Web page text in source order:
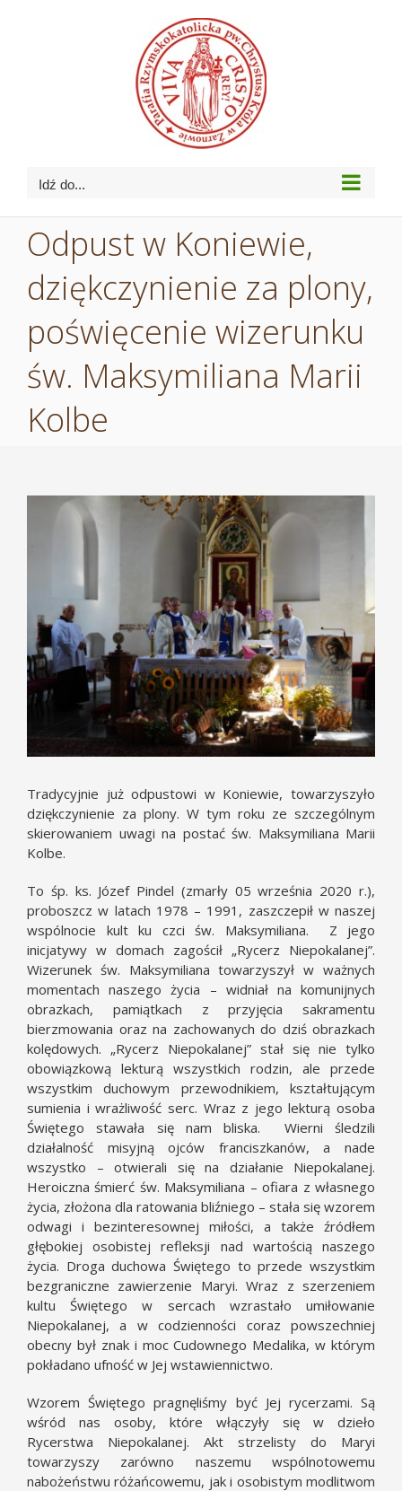
Idź do...
Odpust w Koniewie,
dziękczynienie za plony,
poświęcenie wizerunku
św. Maksymiliana Marii
Kolbe
Pokaż
Tradycyjnie już odpustowi w Koniewie, towarzyszyło
dziękczynienie za plony. W tym roku ze szczególnym
skierowaniem uwagi na postać św. Maksymiliana Marii
Kolbe.
To śp. ks. Józef Pindel (zmarły 05 września 2020 r.),
proboszcz w latach 1978 – 1991, zaszczepił w naszej
wspólnocie kult ku czci św. Maksymiliana. Z jego
inicjatywy w domach zagościł „Rycerz Niepokalanej”.
Wizerunek św. Maksymiliana towarzyszył w ważnych
momentach naszego życia – widniał na komunijnych
obrazkach, pamiątkach z przyjęcia sakramentu
bierzmowania oraz na zachowanych do dziś obrazkach
kolędowych. „Rycerz Niepokalanej” stał się nie tylko
obowiązkową lekturą wszystkich rodzin, ale przede
wszystkim duchowym przewodnikiem, kształtującym
sumienia i wrażliwość serc. Wraz z jego lekturą osoba
Świętego stawała się nam bliska. Wierni śledzili
działalność misyjną ojców franciszkanów, a nade
wszystko – otwierali się na działanie Niepokalanej.
Heroiczna śmierć św. Maksymiliana – ofiara z własnego
życia, złożona dla ratowania bliźniego – stała się wzorem
odwagi i bezinteresownej miłości, a także źródłem
głębokiej osobistej refleksji nad wartością naszego
życia. Droga duchowa Świętego to przede wszystkim
bezgraniczne zawierzenie Maryi. Wraz z szerzeniem
kultu Świętego w sercach wzrastało umiłowanie
Niepokalanej, a w codzienności coraz powszechniej
obecny był znak i moc Cudownego Medalika, w którym
pokładano ufność w Jej wstawiennictwo.
Wzorem Świętego pragnęliśmy być Jej rycerzami. Są
wśród nas osoby, które włączyły się w dzieło
Rycerstwa Niepokalanej. Akt strzelisty do Maryi
towarzyszy zarówno naszemu wspólnotowemu
nabożeństwu różańcowemu, jak i osobistym modlitwom